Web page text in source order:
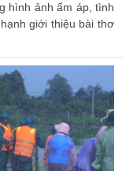
hình ảnh ấm áp, tình
giới thiệu bài thơ